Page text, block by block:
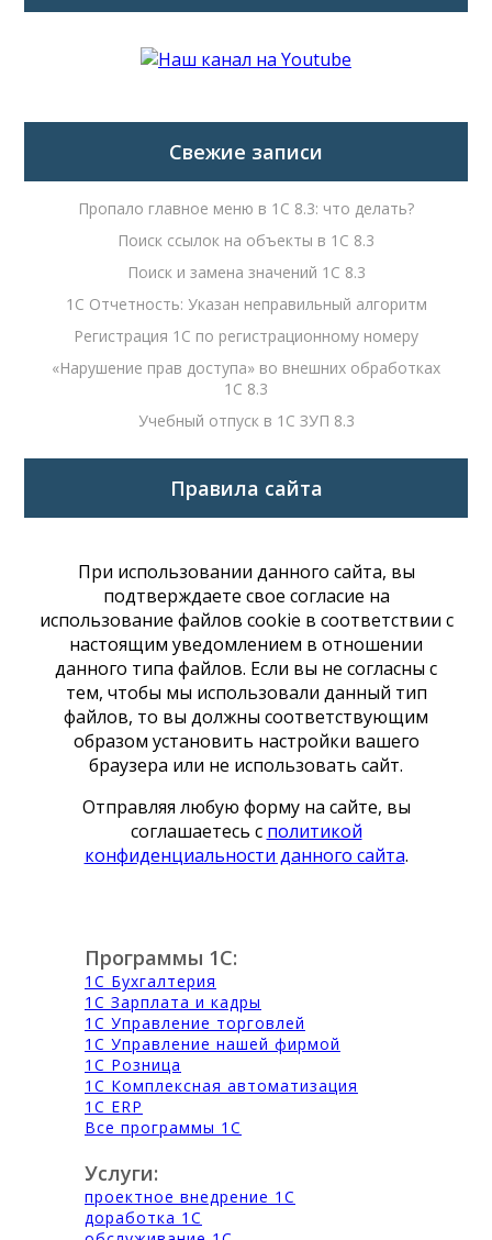
Свежие записи
Пропало главное меню в 1С 8.3: что делать?
Поиск ссылок на объекты в 1С 8.3
Поиск и замена значений 1С 8.3
1С Отчетность: Указан неправильный алгоритм
Регистрация 1С по регистрационному номеру
«Нарушение прав доступа» во внешних обработках
1С 8.3
Учебный отпуск в 1С ЗУП 8.3
Правила сайта
При использовании данного сайта, вы
подтверждаете свое согласие на
использование файлов cookie в соответствии с
настоящим уведомлением в отношении
данного типа файлов. Если вы не согласны с
тем, чтобы мы использовали данный тип
файлов, то вы должны соответствующим
образом установить настройки вашего
браузера или не использовать сайт.
Отправляя любую форму на сайте, вы
соглашаетесь с политикой
конфиденциальности данного сайта.
Программы 1С:
1С Бухгалтерия
1С Зарплата и кадры
1С Управление торговлей
1С Управление нашей фирмой
1С Розница
1С Комплексная автоматизация
1С ERP
Все программы 1С
Услуги:
проектное внедрение 1С
доработка 1С